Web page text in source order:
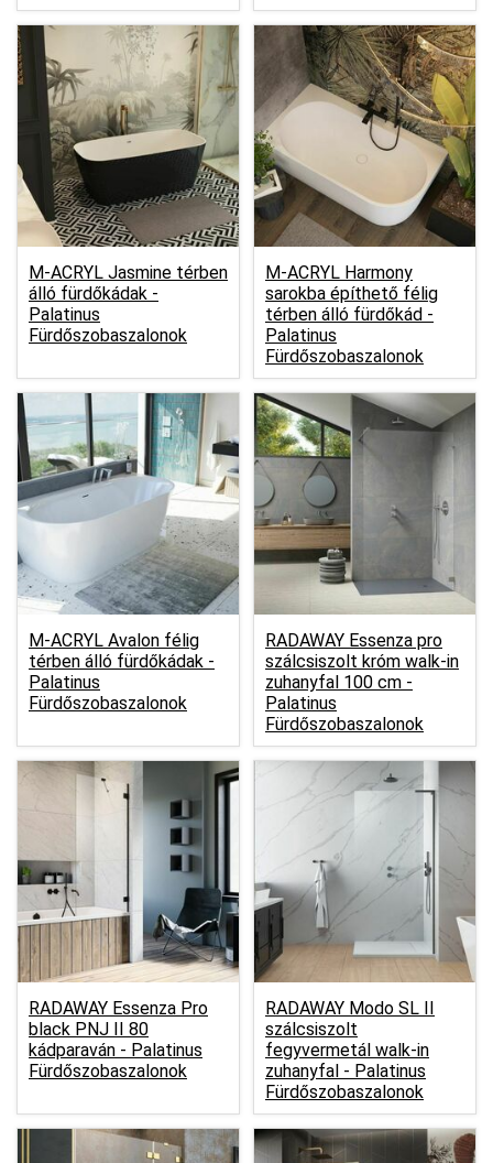
M-ACRYL Jasmine térben
álló fürdőkádak -
Palatinus
Fürdőszobaszalonok
M-ACRYL Harmony
sarokba építhető félig
térben álló fürdőkád -
Palatinus
Fürdőszobaszalonok
M-ACRYL Avalon félig
térben álló fürdőkádak -
Palatinus
Fürdőszobaszalonok
RADAWAY Essenza pro
szálcsiszolt króm walk-in
zuhanyfal 100 cm -
Palatinus
Fürdőszobaszalonok
RADAWAY Essenza Pro
black PNJ II 80
kádparaván - Palatinus
Fürdőszobaszalonok
RADAWAY Modo SL II
szálcsiszolt
fegyvermetál walk-in
zuhanyfal - Palatinus
Fürdőszobaszalonok